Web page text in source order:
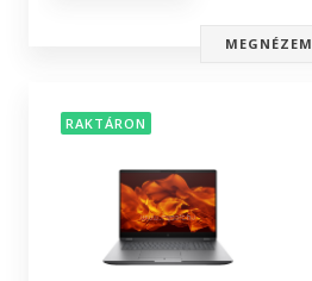
MEGNÉZEM
RAKTÁRON